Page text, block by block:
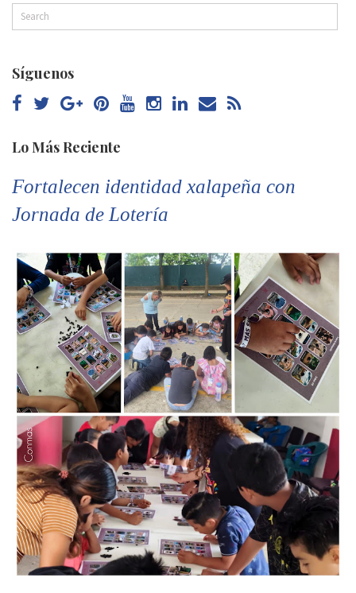
Síguenos
Lo Más Reciente
Fortalecen identidad xalapeña con
Jornada de Lotería